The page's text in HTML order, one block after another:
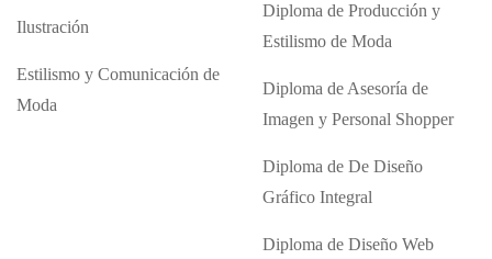
Ilustración
Estilismo y Comunicación de
Moda
Diploma de Producción y
Estilismo de Moda
Diploma de Asesoría de
Imagen y Personal Shopper
Diploma de De Diseño
Gráfico Integral
Diploma de Diseño Web